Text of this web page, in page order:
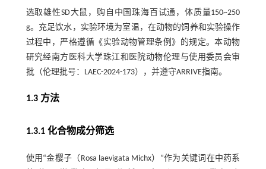
选取雄性SD大鼠，购自中国珠海百试通，体质量150~250
g。充足饮水，实验环境为室温，在动物的饲养和实验操作
过程中，严格遵循《实验动物管理条例》的规定。本动物
研究经南方医科大学珠江和医院动物伦理与使用委员会审
批（伦理批号：LAEC-2024-173），并遵守ARRIVE指南。
1.3 方法
1.3.1 化合物成分筛选
使用“金樱子（Rosa laevigata Michx）”作为关键词在中药系